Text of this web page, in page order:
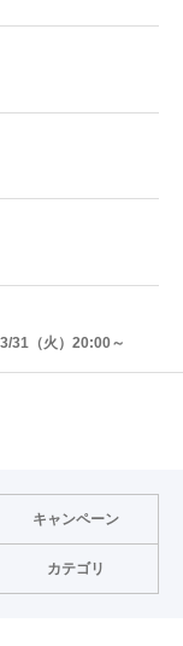
31（火）20:00～
キャンペーン
カテゴリ